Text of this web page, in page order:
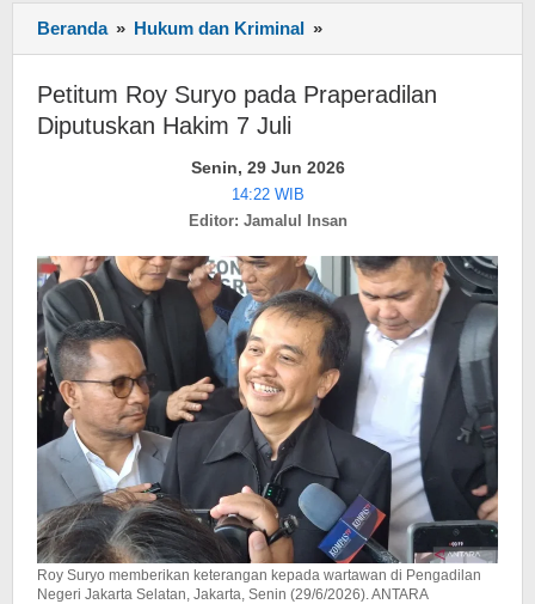
Beranda » Hukum dan Kriminal »
Roy
pada
Diputuskan
Petitum Roy Suryo pada Praperadilan
Diputuskan Hakim 7 Juli
Senin, 29 Jun 2026
14:22 WIB
Editor: Jamalul Insan
Roy Suryo memberikan keterangan kepada wartawan di Pengadilan
Negeri Jakarta Selatan, Jakarta, Senin (29/6/2026). ANTARA